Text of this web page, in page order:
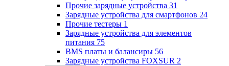
Прочие зарядные устройства 31
Зарядные устройства для смартфонов 24
Прочие тестеры 1
Зарядные устройства для элементов
питания 75
BMS платы и балансиры 56
Зарядные устройства FOXSUR 2